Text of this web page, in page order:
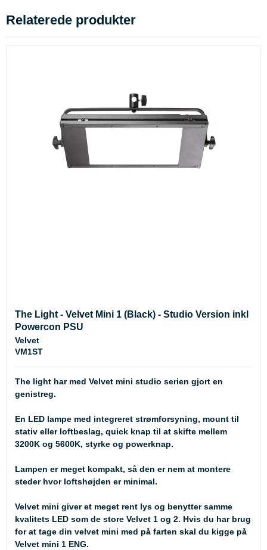
Relaterede produkter
The Light - Velvet Mini 1 (Black) - Studio Version inkl
Powercon PSU
Velvet
VM1ST
The light har med Velvet mini studio serien gjort en
genistreg.
En LED lampe med integreret strømforsyning, mount til
stativ eller loftbeslag, quick knap til at skifte mellem
3200K og 5600K, styrke og powerknap.
Lampen er meget kompakt, så den er nem at montere
steder hvor loftshøjden er minimal.
Velvet mini giver et meget rent lys og benytter samme
kvalitets LED som de store Velvet 1 og 2. Hvis du har brug
for at tage din velvet mini med på farten skal du kigge på
Velvet mini 1 ENG.